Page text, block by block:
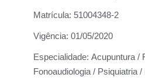
Matrícula: 51004348-2
Vigência: 01/05/2020
Especialidade: Acupuntura /
Fonoaudiologia / Psiquiatria